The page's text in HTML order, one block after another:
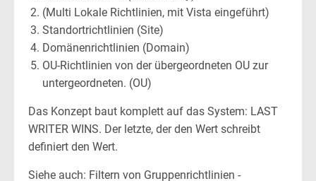
(Multi Lokale Richtlinien, mit Vista eingeführt)
Standortrichtlinien (Site)
Domänenrichtlinien (Domain)
OU-Richtlinien von der übergeordneten OU zur
untergeordneten. (OU)
Das Konzept baut komplett auf das System: LAST
WRITER WINS. Der letzte, der den Wert schreibt
definiert den Wert.
Siehe auch: Filtern von Gruppenrichtlinien -